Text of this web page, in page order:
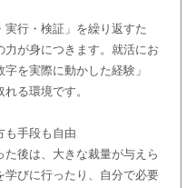
行・検証」を繰り返すた
が身につきます。就活にお
を実際に動かした経験」
る環境です。
手段も自由
後は、大きな裁量が与えら
びに行ったり、自分で必要